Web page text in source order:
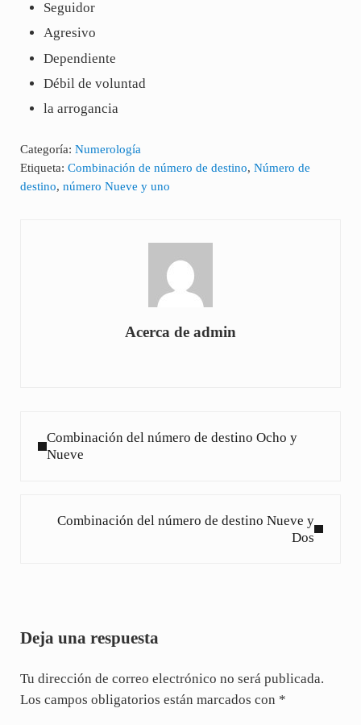
Seguidor
Agresivo
Dependiente
Débil de voluntad
la arrogancia
Categoría: Numerología
Etiqueta: Combinación de número de destino, Número de
destino, número Nueve y uno
Acerca de admin
Combinación del número de destino Ocho y
Nueve
Combinación del número de destino Nueve y
Dos
Deja una respuesta
Tu dirección de correo electrónico no será publicada.
Los campos obligatorios están marcados con *